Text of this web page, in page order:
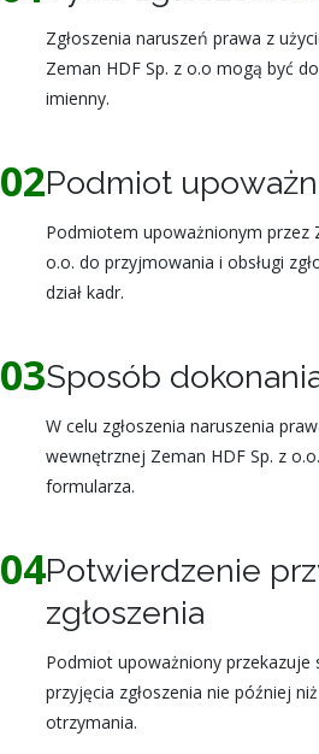
Zgłoszenia naruszeń prawa z
Zeman HDF Sp. z o.o mogą być
imienny.
02Podmiot
Podmiotem upoważnionym przez
o.o. do przyjmowania i obsługi
dział kadr.
03Sposób
W celu zgłoszenia naruszenia
wewnętrznej Zeman HDF Sp. z
formularza.
04Potwierdzenie
zgłoszenia
Podmiot upoważniony przekazuje
przyjęcia zgłoszenia nie później
otrzymania.